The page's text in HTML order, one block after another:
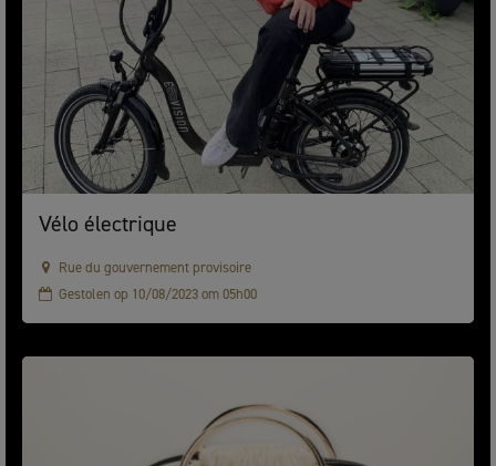
Vélo électrique
Rue du gouvernement provisoire
Gestolen op 10/08/2023 om 05h00